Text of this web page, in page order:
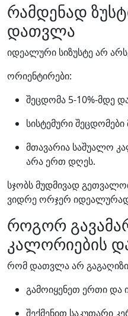
რამდენად
დათვლა
იდეალური სიზუსტე არ
ორიენტირები:
შეცდომა 5-10%-მდე
სისტემური
მთავარია საშუალო
არა ერთ დღეს.
სჯობს მუდმივად
ვიდრე ორჯერ
როგორ
კალორიების
რომ დათვლა არ
გამოიყენეთ ერთი და
შექმენით საკუთარი